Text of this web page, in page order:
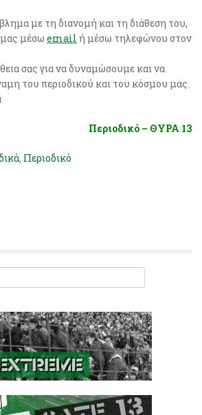
με τη διανομή και τη διάθεση του,
μας μέσω email ή μέσω τηλεφώνου στον
σας για να δυναμώσουμε και να
του περιοδικού και του κόσμου μας.
Περιοδικό – ΘΥΡΑ 13
, Περιοδικό